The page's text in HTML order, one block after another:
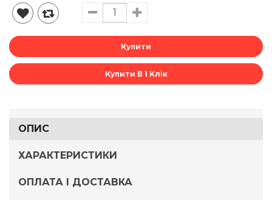
Купити В 1 Клік
ОПИС
ХАРАКТЕРИСТИКИ
ОПЛАТА І ДОСТАВКА